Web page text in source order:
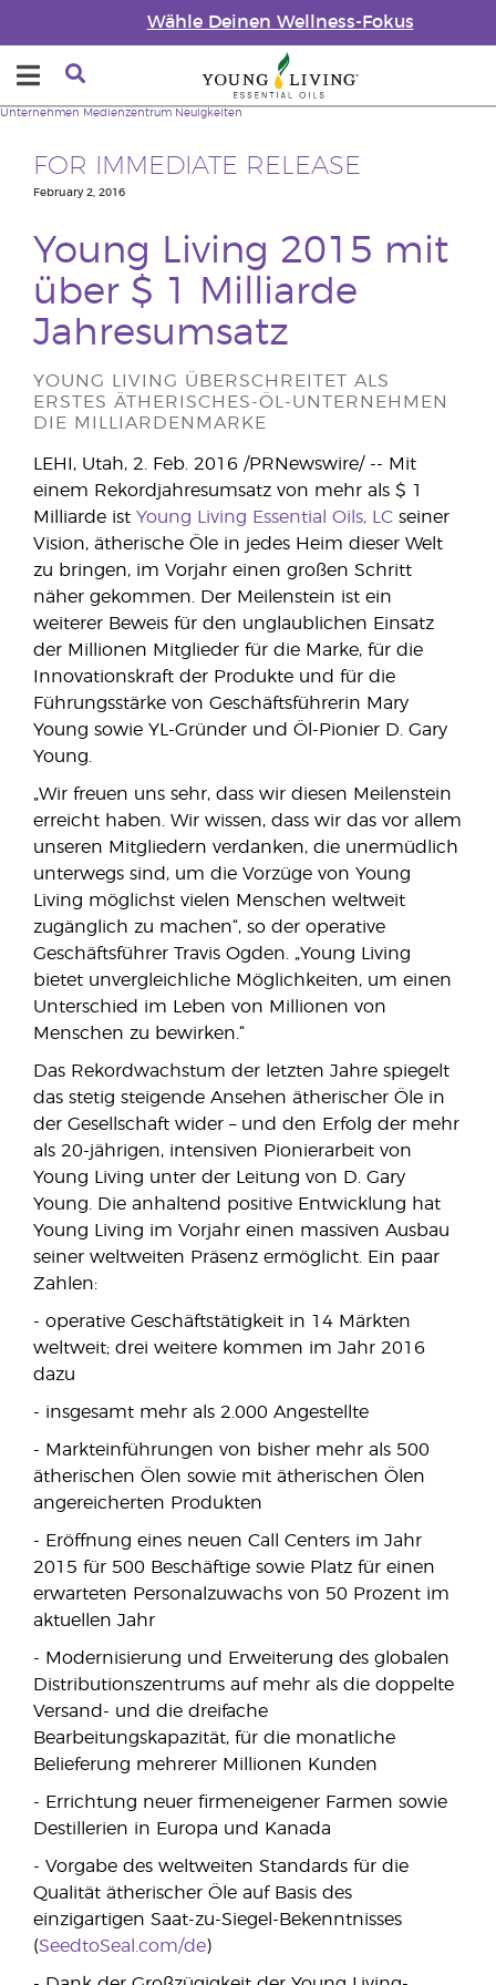
Wähle Deinen Wellness-Fokus
Unternehmen Medienzentrum Neuigkeiten
FOR IMMEDIATE RELEASE
February 2, 2016
Young Living 2015 mit
über $ 1 Milliarde
Jahresumsatz
YOUNG LIVING ÜBERSCHREITET ALS
ERSTES ÄTHERISCHES-ÖL-UNTERNEHMEN
DIE MILLIARDENMARKE
LEHI, Utah, 2. Feb. 2016 /PRNewswire/ -- Mit
einem Rekordjahresumsatz von mehr als $ 1
Milliarde ist Young Living Essential Oils, LC seiner
Vision, ätherische Öle in jedes Heim dieser Welt
zu bringen, im Vorjahr einen großen Schritt
näher gekommen. Der Meilenstein ist ein
weiterer Beweis für den unglaublichen Einsatz
der Millionen Mitglieder für die Marke, für die
Innovationskraft der Produkte und für die
Führungsstärke von Geschäftsführerin Mary
Young sowie YL-Gründer und Öl-Pionier D. Gary
Young.
„Wir freuen uns sehr, dass wir diesen Meilenstein
erreicht haben. Wir wissen, dass wir das vor allem
unseren Mitgliedern verdanken, die unermüdlich
unterwegs sind, um die Vorzüge von Young
Living möglichst vielen Menschen weltweit
zugänglich zu machen“, so der operative
Geschäftsführer Travis Ogden. „Young Living
bietet unvergleichliche Möglichkeiten, um einen
Unterschied im Leben von Millionen von
Menschen zu bewirken.“
Das Rekordwachstum der letzten Jahre spiegelt
das stetig steigende Ansehen ätherischer Öle in
der Gesellschaft wider – und den Erfolg der mehr
als 20-jährigen, intensiven Pionierarbeit von
Young Living unter der Leitung von D. Gary
Young. Die anhaltend positive Entwicklung hat
Young Living im Vorjahr einen massiven Ausbau
seiner weltweiten Präsenz ermöglicht. Ein paar
Zahlen:
- operative Geschäftstätigkeit in 14 Märkten
weltweit; drei weitere kommen im Jahr 2016
dazu
- insgesamt mehr als 2.000 Angestellte
- Markteinführungen von bisher mehr als 500
ätherischen Ölen sowie mit ätherischen Ölen
angereicherten Produkten
- Eröffnung eines neuen Call Centers im Jahr
2015 für 500 Beschäftige sowie Platz für einen
erwarteten Personalzuwachs von 50 Prozent im
aktuellen Jahr
- Modernisierung und Erweiterung des globalen
Distributionszentrums auf mehr als die doppelte
Versand- und die dreifache
Bearbeitungskapazität, für die monatliche
Belieferung mehrerer Millionen Kunden
- Errichtung neuer firmeneigener Farmen sowie
Destillerien in Europa und Kanada
- Vorgabe des weltweiten Standards für die
Qualität ätherischer Öle auf Basis des
einzigartigen Saat-zu-Siegel-Bekenntnisses
(SeedtoSeal.com/de)